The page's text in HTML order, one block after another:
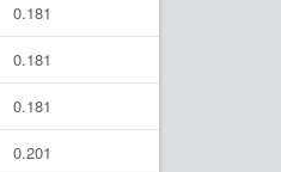
0.181
0.181
0.181
0.201